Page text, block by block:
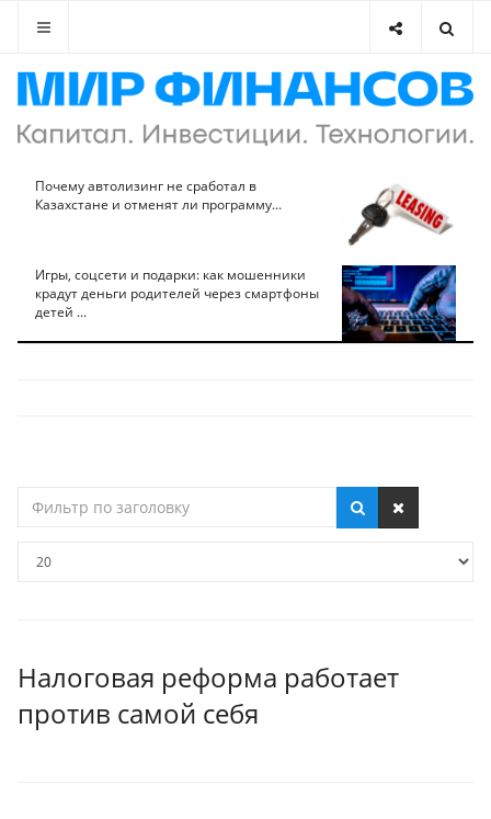
Почему автолизинг не сработал в
Казахстане и отменят ли программу...
Игры, соцсети и подарки: как мошенники
крадут деньги родителей через смартфоны
детей ...
по
Налоговая реформа работает
против самой себя